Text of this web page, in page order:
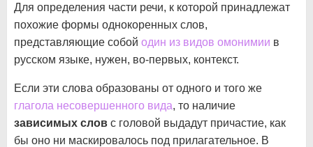
Для определения части речи, к которой принадлежат
похожие формы однокоренных слов,
представляющие собой один из видов омонимии в
русском языке, нужен, во-первых, контекст.
Если эти слова образованы от одного и того же
глагола несовершенного вида, то наличие
зависимых слов с головой выдадут причастие, как
бы оно ни маскировалось под прилагательное. В